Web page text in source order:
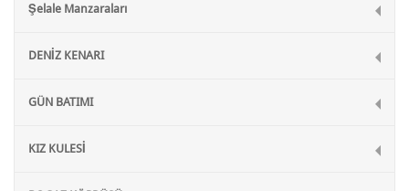
Şelale Manzaraları
DENİZ KENARI
GÜN BATIMI
KIZ KULESİ